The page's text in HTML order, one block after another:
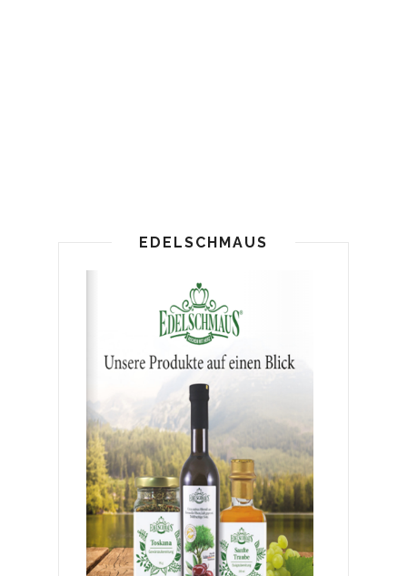
EDELSCHMAUS